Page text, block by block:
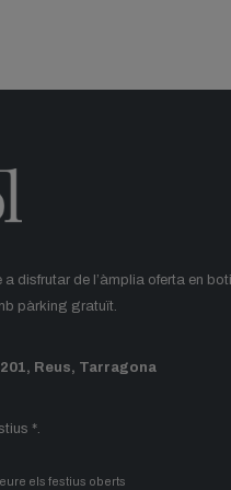
a disfrutar de l’àmplia oferta en
pàrking gratuït.
Reus, Tarragona
*.
els festius oberts